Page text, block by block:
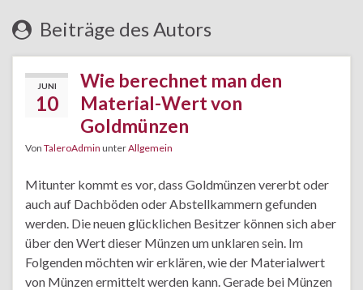
Beiträge des Autors
JUNI
10
Wie berechnet man den
Material-Wert von
Goldmünzen
Von TaleroAdmin unterAllgemein
Mitunter kommt es vor, dass Goldmünzen vererbt oder
auch auf Dachböden oder Abstellkammern gefunden
werden. Die neuen glücklichen Besitzer können sich aber
über den Wert dieser Münzen um unklaren sein. Im
Folgenden möchten wir erklären, wie der Materialwert
von Münzen ermittelt werden kann. Gerade bei Münzen